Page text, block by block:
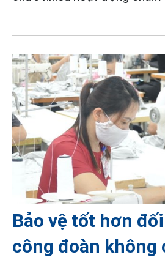
Bảo vệ tốt hơn
công đoàn không